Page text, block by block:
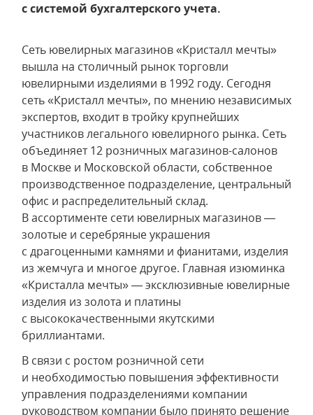
с системой бухгалтерского учета.
Сеть ювелирных магазинов «Кристалл мечты»
вышла на столичный рынок торговли
ювелирными изделиями в 1992 году. Сегодня
сеть «Кристалл мечты», по мнению независимых
экспертов, входит в тройку крупнейших
участников легального ювелирного рынка. Сеть
объединяет 12 розничных магазинов-салонов
в Москве и Московской области, собственное
производственное подразделение, центральный
офис и распределительный склад.
В ассортименте сети ювелирных магазинов —
золотые и серебряные украшения
с драгоценными камнями и фианитами, изделия
из жемчуга и многое другое. Главная изюминка
«Кристалла мечты» — эксклюзивные ювелирные
изделия из золота и платины
с высококачественными якутскими
бриллиантами.
В связи с ростом розничной сети
и необходимостью повышения эффективности
управления подразделениями компании
руководством компании было принято решение